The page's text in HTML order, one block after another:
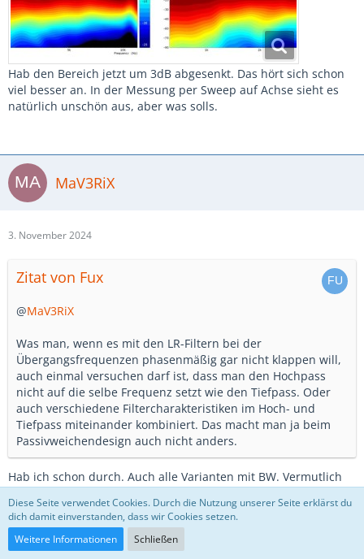
Hab den Bereich jetzt um 3dB abgesenkt. Das hört sich schon
viel besser an. In der Messung per Sweep auf Achse sieht es
natürlich unschön aus, aber was solls.
MaV3RiX
3. November 2024
Zitat von Fux
@MaV3RiX
Was man, wenn es mit den LR-Filtern bei der
Übergangsfrequenzen phasenmäßig gar nicht klappen will,
auch einmal versuchen darf ist, dass man den Hochpass
nicht auf die selbe Frequenz setzt wie den Tiefpass. Oder
auch verschiedene Filtercharakteristiken im Hoch- und
Tiefpass miteinander kombiniert. Das macht man ja beim
Passivweichendesign auch nicht anders.
Hab ich schon durch. Auch alle Varianten mit BW. Vermutlich
liegt es nicht an den Xover Filtern, aber mir war die
ungleichmäßige Phase immer ein Dorn im Auge und ließ mich
die Probleme dort vermuten.
Diese Seite verwendet Cookies. Durch die Nutzung unserer Seite erklärst du
dich damit einverstanden, dass wir Cookies setzen.
Weitere Informationen
Schließen